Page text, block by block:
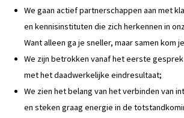
We gaan actief partnerschappen aan met
en kennisinstituten die zich herkennen in
Want alleen ga je sneller, maar samen kom
We zijn betrokken vanaf het eerste
met het daadwerkelijke eindresultaat;
We zien het belang van het verbinden van
en steken graag energie in de